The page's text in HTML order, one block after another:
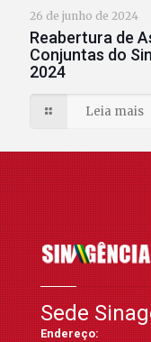
26 de junho de 2024
Reabertura de
Conjuntas do
2024
Leia mais
Sede
Endereço: